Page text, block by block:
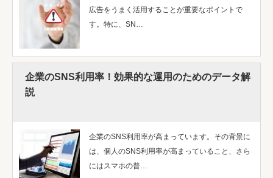
広告をうまく活用することが重要なポイントで
す。特に、SN…
企業のSNS利用率！効果的な運用のためのデータ解
説
企業のSNS利用率が高まっています。その背景に
は、個人のSNS利用率が高まっていること、さら
にはスマホの普…